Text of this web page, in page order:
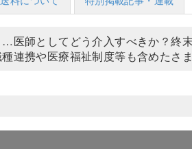
医師としてどう介入すべきか？終
連携や医療福祉制度等も含めたさ